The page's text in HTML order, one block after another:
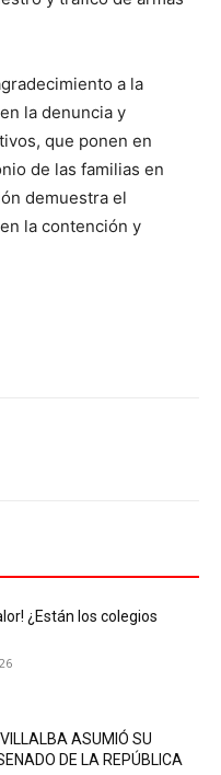
a la
la denuncia y
que ponen en
de las familias en
demuestra el
la contención y
¿Están los colegios
ASUMIÓ SU
DE LA REPÚBLICA